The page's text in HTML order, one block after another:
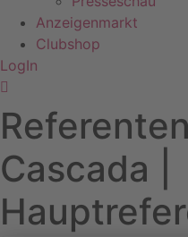
Anzeigenmarkt
Clubshop
LogIn
Cascada |